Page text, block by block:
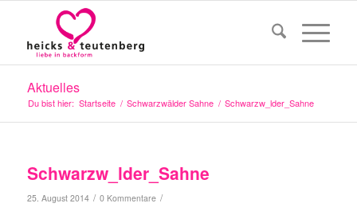
Aktuelles
Du bist hier: Startseite / Schwarzwälder Sahne / Schwarzw_lder_Sahne
Schwarzw_lder_Sahne
25. August 2014 / 0 Kommentare /